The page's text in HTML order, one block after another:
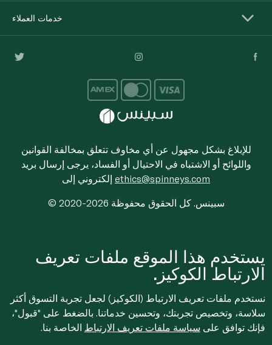
خدمات العملاء
للإبلاغ بشكل مجهول عن أي مخاوف تتعلق بمخالفة القوانين
واللوائح أو الاشتباه في الاحتيال أو الفساد، يرجى إرسال بريد
ethics@spinneys.com
© 2020-2026 سبينس. كل الحقوق محفوظة
يستخدم هذا الموقع ملفات تعريف
الارتباط الكوكيز.
نستخدم ملفات تعريف الارتباط (الكوكيز) لجعل تجربة التسوق أكثر
سلاسة، وتخصيص تجربتك، وتحسين خدماتنا. بالضغط على "قبول"،
فإنك توافق على سياسة ملفات تعريف الارتباط الخاصة بنا.